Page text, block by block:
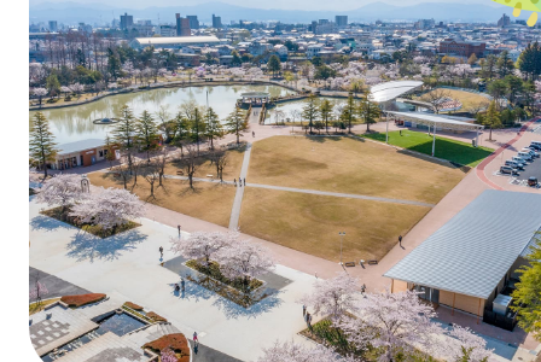
開成山公園内店舗の年末年始営業予定につ
いて
2025/12/05 お知らせ
幼児広場周辺の養生解除について
2025/12/02 お知らせ
「A HAPPY NEW DAYS 2026」開催のお
知らせ